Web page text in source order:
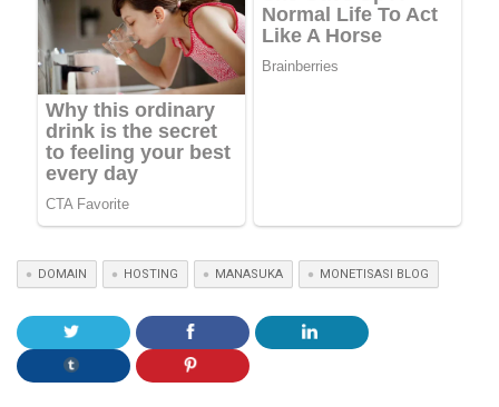
DOMAIN HOSTING MANASUKA MONETISASI BLOG